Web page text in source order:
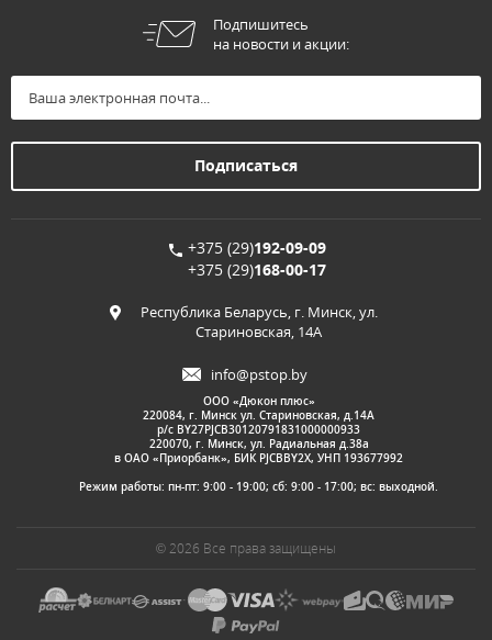
Подпишитесь
на новости и акции:
+375 (29)192-09-09
+375 (29)168-00-17
Республика Беларусь, г. Минск, ул.
Стариновская, 14А
info@pstop.by
ООО «Дюкон плюс»
220084, г. Минск ул. Стариновская, д.14А
р/с BY27PJCB30120791831000000933
220070, г. Минск, ул. Радиальная д.38а
в ОАО «Приорбанк», БИК PJCBBY2X, УНП 193677992
Режим работы: пн-пт: 9:00 - 19:00; сб: 9:00 - 17:00; вс: выходной.
© 2026 Все права защищены